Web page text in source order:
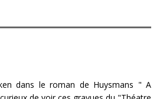
dans le roman de Huysmans " A